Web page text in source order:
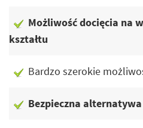
Możliwość docięcia na
kształtu
Bardzo szerokie
Bezpieczna alternatywa